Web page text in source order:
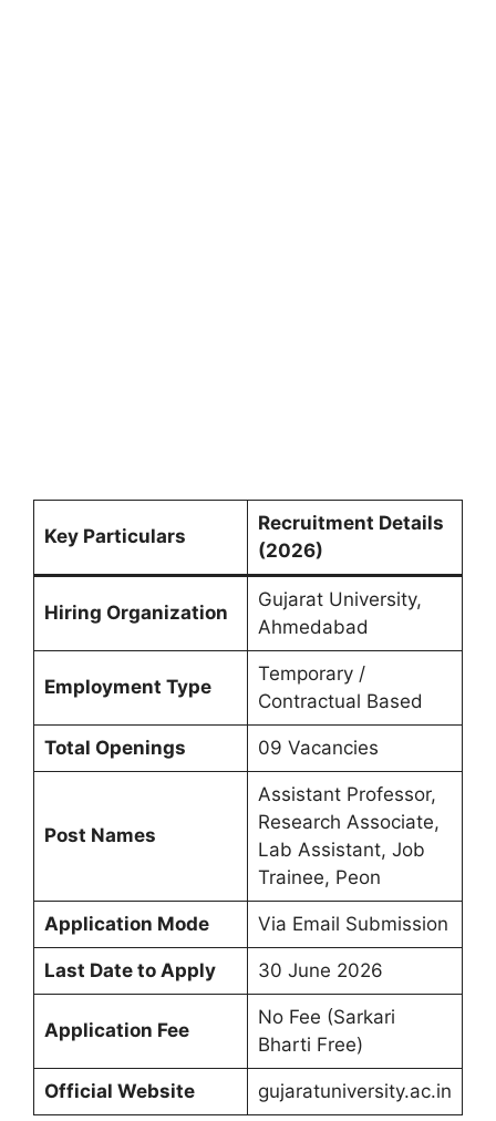
Key Particulars
Recruitment Details
(2026)
Hiring Organization
Gujarat University,
Ahmedabad
Employment Type
Temporary /
Contractual Based
Total Openings 09 Vacancies
Post Names
Assistant Professor,
Research Associate,
Lab Assistant, Job
Trainee, Peon
Application Mode Via Email Submission
Last Date to Apply 30 June 2026
Application Fee
No Fee (Sarkari
Bharti Free)
Official Website gujaratuniversity.ac.in